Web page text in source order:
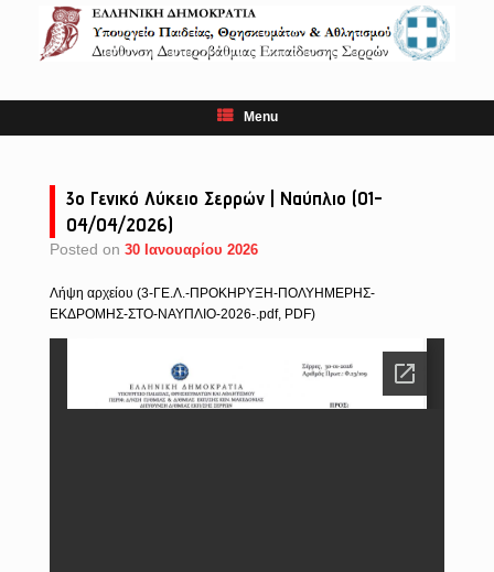
content
Menu
3ο Γενικό Λύκειο Σερρών | Ναύπλιο (01-
04/04/2026)
Posted on 30 Ιανουαρίου 2026
Λήψη αρχείου (3-ΓΕ.Λ.-ΠΡΟΚΗΡΥΞΗ-ΠΟΛΥΗΜΕΡΗΣ-
ΕΚΔΡΟΜΗΣ-ΣΤΟ-ΝΑΥΠΛΙΟ-2026-.pdf, PDF)